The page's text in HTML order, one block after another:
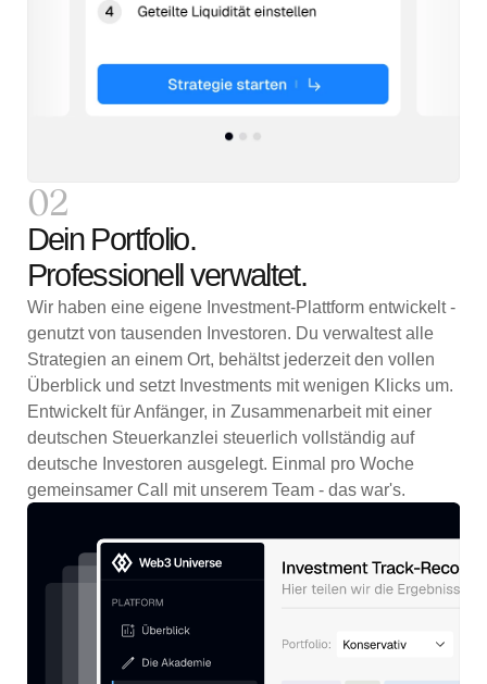
02
Dein Portfolio.
Professionell verwaltet.
Wir haben eine eigene Investment-Plattform entwickelt -
genutzt von tausenden Investoren. Du verwaltest alle
Strategien an einem Ort, behältst jederzeit den vollen
Überblick und setzt Investments mit wenigen Klicks um.
Entwickelt für Anfänger, in Zusammenarbeit mit einer
deutschen Steuerkanzlei steuerlich vollständig auf
deutsche Investoren ausgelegt. Einmal pro Woche
gemeinsamer Call mit unserem Team - das war's.